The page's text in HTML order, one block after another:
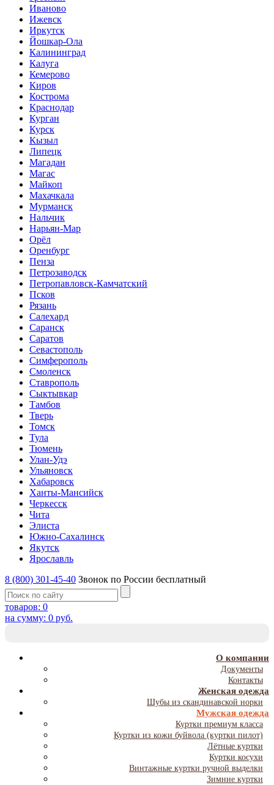
Иваново
Ижевск
Иркутск
Йошкар-Ола
Калининград
Калуга
Кемерово
Киров
Кострома
Краснодар
Курган
Курск
Кызыл
Липецк
Магадан
Магас
Майкоп
Махачкала
Мурманск
Нальчик
Нарьян-Мар
Орёл
Оренбург
Пенза
Петрозаводск
Петропавловск-Камчатский
Псков
Рязань
Салехард
Саранск
Саратов
Севастополь
Симферополь
Смоленск
Ставрополь
Сыктывкар
Тамбов
Тверь
Томск
Тула
Тюмень
Улан-Удэ
Ульяновск
Хабаровск
Ханты-Мансийск
Черкесск
Чита
Элиста
Южно-Сахалинск
Якутск
Ярославль
8 (800) 301-45-40 Звонок по России бесплатный
товаров: 0
на сумму: 0 руб.
О компании
Документы
Контакты
Женская одежда
Шубы из скандинавской норки
Мужская одежда
Куртки премиум класса
Куртки из кожи буйвола (куртки пилот)
Лётные куртки
Куртки косухи
Винтажные куртки ручной выделки
Зимние куртки